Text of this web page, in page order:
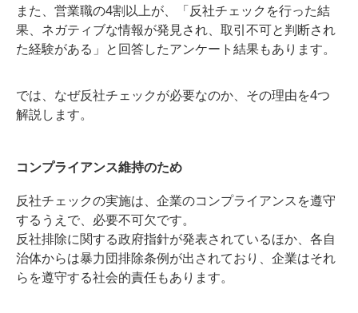
また、営業職の4割以上が、「反社チェックを行った結
果、ネガティブな情報が発見され、取引不可と判断され
た経験がある」と回答したアンケート結果もあります。
では、なぜ反社チェックが必要なのか、その理由を4つ
解説します。
コンプライアンス維持のため
反社チェックの実施は、企業のコンプライアンスを遵守
するうえで、必要不可欠です。
反社排除に関する政府指針が発表されているほか、各自
治体からは暴力団排除条例が出されており、企業はそれ
らを遵守する社会的責任もあります。